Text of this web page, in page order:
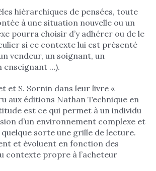
hiérarchiques de pensées, toute
à une situation nouvelle ou un
pourra choisir d’y adhérer ou de le
si ce contexte lui est présenté
vendeur, un soignant, un
enseignant …).
et S. Sornin dans leur livre «
aux éditions Nathan Technique en
est ce qui permet à un individu
d’un environnement complexe et
sorte une grille de lecture.
et évoluent en fonction des
contexte propre à l’acheteur